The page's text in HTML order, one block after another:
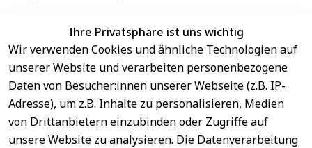
EU-Verantwortliche Person - klicken Sie für Details
Ihre Privatsphäre ist uns wichtig
Wir verwenden Cookies und ähnliche Technologien auf
unserer Website und verarbeiten personenbezogene
Daten von Besucher:innen unserer Webseite (z.B. IP-
Adresse), um z.B. Inhalte zu personalisieren, Medien
von Drittanbietern einzubinden oder Zugriffe auf
unsere Website zu analysieren. Die Datenverarbeitung